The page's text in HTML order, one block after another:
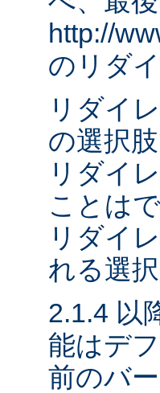
http://
のリダ
リダイ
の選択
リダイ
ことは
リダイ
れる選
2.1.4 以
能はデ
前のバ